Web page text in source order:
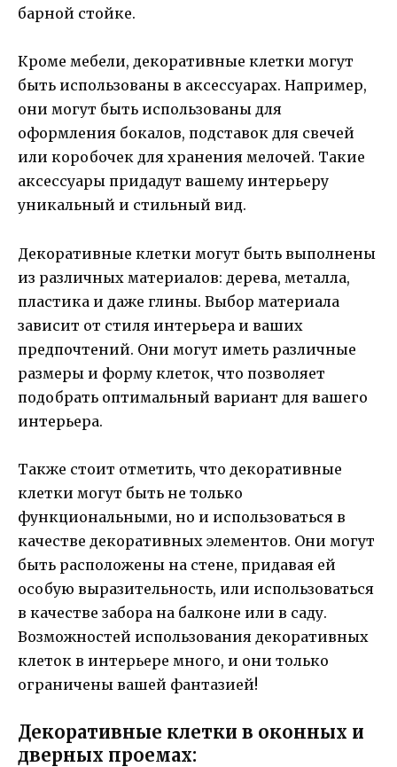
барной стойке.
Кроме мебели, декоративные клетки могут
быть использованы в аксессуарах. Например,
они могут быть использованы для
оформления бокалов, подставок для свечей
или коробочек для хранения мелочей. Такие
аксессуары придадут вашему интерьеру
уникальный и стильный вид.
Декоративные клетки могут быть выполнены
из различных материалов: дерева, металла,
пластика и даже глины. Выбор материала
зависит от стиля интерьера и ваших
предпочтений. Они могут иметь различные
размеры и форму клеток, что позволяет
подобрать оптимальный вариант для вашего
интерьера.
Также стоит отметить, что декоративные
клетки могут быть не только
функциональными, но и использоваться в
качестве декоративных элементов. Они могут
быть расположены на стене, придавая ей
особую выразительность, или использоваться
в качестве забора на балконе или в саду.
Возможностей использования декоративных
клеток в интерьере много, и они только
ограничены вашей фантазией!
Декоративные клетки в оконных и
дверных проемах: